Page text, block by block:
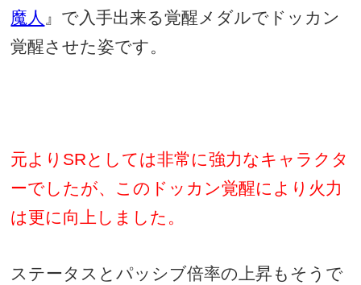
魔人 』で入手出来る覚醒メダルでドッカン
覚醒させた姿です。
元より SRとしては非常に強力なキャラクタ
ーでしたが、このドッカン覚醒により火力
は更に向上しました。
ステータスとパッシブ倍率の上昇もそうで